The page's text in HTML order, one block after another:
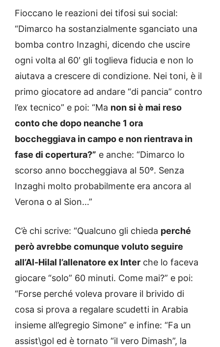
Fioccano le reazioni dei tifosi sui social:
“Dimarco ha sostanzialmente sganciato una
bomba contro Inzaghi, dicendo che uscire
ogni volta al 60′ gli toglieva fiducia e non lo
aiutava a crescere di condizione. Nei toni, è il
primo giocatore ad andare “di pancia” contro
l’ex tecnico” e poi: “Ma non si è mai reso
conto che dopo neanche 1 ora
boccheggiava in campo e non rientrava in
fase di copertura?” e anche: “Dimarco lo
scorso anno boccheggiava al 50º. Senza
Inzaghi molto probabilmente era ancora al
Verona o al Sion…”
C’è chi scrive: “Qualcuno gli chieda perché
però avrebbe comunque voluto seguire
all’Al-Hilal l’allenatore ex Inter che lo faceva
giocare “solo” 60 minuti. Come mai?” e poi:
“Forse perché voleva provare il brivido di
cosa si prova a regalare scudetti in Arabia
insieme all’egregio Simone” e infine: “Fa un
assist\gol ed è tornato “il vero Dimash”, la